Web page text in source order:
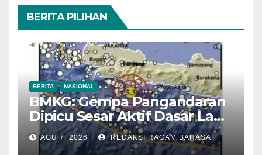
BERITA PILIHAN
BERITA NASIONAL
BMKG: Gempa Pangandaran
Dipicu Sesar Aktif Dasar Laut,
Getarannya Terasa hingga
Sukabumi
AGU 7, 2026 REDAKSI RAGAM BAHASA